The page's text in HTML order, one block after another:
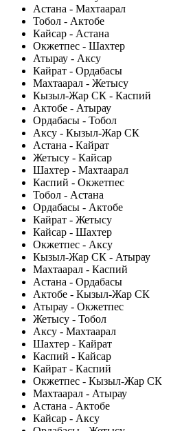
Астана - Махтаарал
Тобол - Актобе
Кайсар - Астана
Окжетпес - Шахтер
Атырау - Аксу
Кайрат - Ордабасы
Махтаарал - Жетысу
Кызыл-Жар СК - Каспий
Актобе - Атырау
Ордабасы - Тобол
Аксу - Кызыл-Жар СК
Астана - Кайрат
Жетысу - Кайсар
Шахтер - Махтаарал
Каспий - Окжетпес
Тобол - Астана
Ордабасы - Актобе
Кайрат - Жетысу
Кайсар - Шахтер
Окжетпес - Аксу
Кызыл-Жар СК - Атырау
Махтаарал - Каспий
Астана - Ордабасы
Актобе - Кызыл-Жар СК
Атырау - Окжетпес
Жетысу - Тобол
Аксу - Махтаарал
Шахтер - Кайрат
Каспий - Кайсар
Кайрат - Каспий
Окжетпес - Кызыл-Жар СК
Махтаарал - Атырау
Астана - Актобе
Кайсар - Аксу